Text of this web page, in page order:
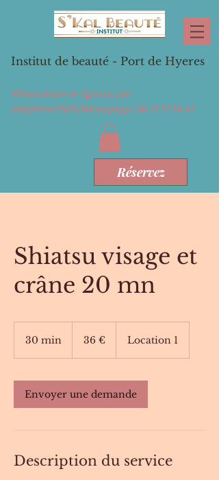
Institut de beauté - Port de Hyeres
Réservations en ligne ou par
téléphone/SMS/Whatspapp :06 21 77 54 47
Réservez
Shiatsu visage et
crâne 20 mn
30 min
i
n
36 € Location 1
Envoyer une demande
Description du service